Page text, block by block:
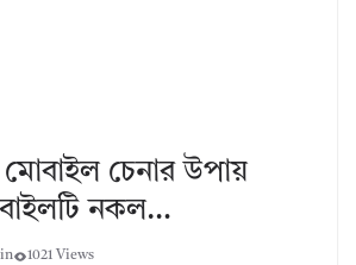
মোবাইল চেনার উপায়
নকল…
1021 Views